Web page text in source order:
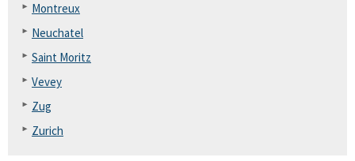
Montreux
Neuchatel
Saint Moritz
Vevey
Zug
Zurich